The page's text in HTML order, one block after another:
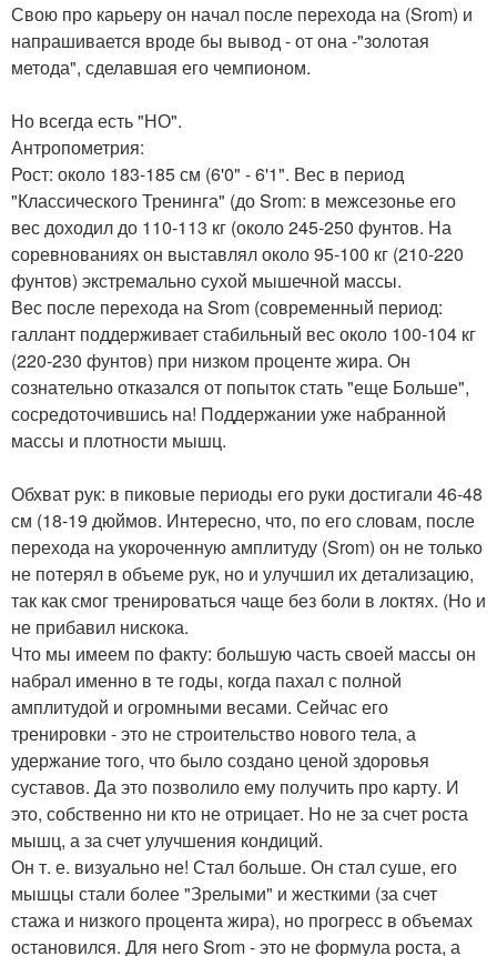
Свою про карьеру он начал после перехода на (Srom) и
напрашивается вроде бы вывод - от она -"золотая
метода", сделавшая его чемпионом.
Но всегда есть "НО".
Антропометрия:
Рост: около 183-185 см (6'0" - 6'1". Вес в период
"Классического Тренинга" (до Srom: в межсезонье его
вес доходил до 110-113 кг (около 245-250 фунтов. На
соревнованиях он выставлял около 95-100 кг (210-220
фунтов) экстремально сухой мышечной массы.
Вес после перехода на Srom (современный период:
галлант поддерживает стабильный вес около 100-104 кг
(220-230 фунтов) при низком проценте жира. Он
сознательно отказался от попыток стать "еще Больше",
сосредоточившись на! Поддержании уже набранной
массы и плотности мышц.
Обхват рук: в пиковые периоды его руки достигали 46-48
см (18-19 дюймов. Интересно, что, по его словам, после
перехода на укороченную амплитуду (Srom) он не только
не потерял в объеме рук, но и улучшил их детализацию,
так как смог тренироваться чаще без боли в локтях. (Но и
не прибавил нискока.
Что мы имеем по факту: большую часть своей массы он
набрал именно в те годы, когда пахал с полной
амплитудой и огромными весами. Сейчас его
тренировки - это не строительство нового тела, а
удержание того, что было создано ценой здоровья
суставов. Да это позволило ему получить про карту. И
это, собственно ни кто не отрицает. Но не за счет роста
мышц, а за счет улучшения кондиций.
Он т. е. визуально не! Стал больше. Он стал суше, его
мышцы стали более "Зрелыми" и жесткими (за счет
стажа и низкого процента жира), но прогресс в объемах
остановился. Для него Srom - это не формула роста, а